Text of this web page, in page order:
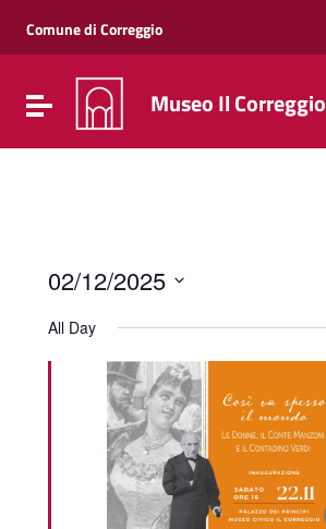
Vai al menu di navigazione
Vai al footer
Comune di Correggio
Attiva / disattiva la navigazione
Museo Il Correggio
02/12/2025
date.
All Day